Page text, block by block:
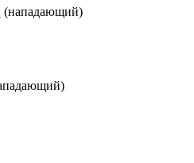
(нападающий)